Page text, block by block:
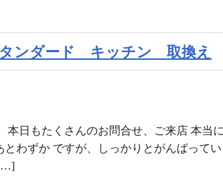
ンダード キッチン 取換え
本日もたくさんのお問合せ、ご来店 本当
とわずか ですが、しっかりとがんばって